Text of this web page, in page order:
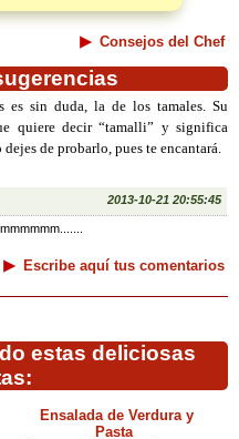
Consejos del Chef
es sin duda, la de los tamales. Su
quiere decir “tamalli” y significa
de probarlo, pues te encantará.
2013-10-21 20:55:45
Escribe aquí tus comentarios
estas deliciosas
Ensalada de Verdura y
Pasta